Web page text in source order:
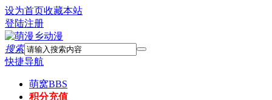
设为首页收藏本站
登陆注册
搜索
快捷导航
萌窝BBS
积分充值